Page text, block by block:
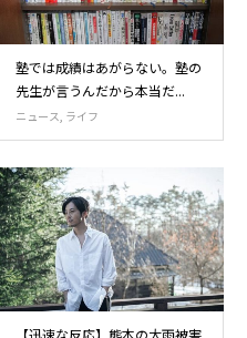
塾では成績はあがらない。塾の
先生が言うんだから本当だ...
ニュース, ライフ
【迅速な反応】熊本の大雨被害